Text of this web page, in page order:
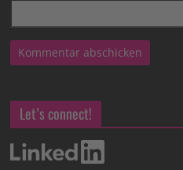
Let’s connect!